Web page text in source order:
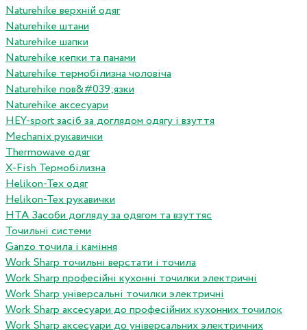
Naturehike верхній одяг
Naturehike штани
Naturehike шапки
Naturehike кепки та панами
Naturehike термобілизна чоловіча
Naturehike пов&#039;язки
Naturehike аксесуари
HEY-sport засіб за доглядом одягу і взуття
Mechanix рукавички
Thermowave одяг
X-Fish Термобілизна
Helikon-Tex одяг
Helikon-Tex рукавички
HTA Засоби догляду за одягом та взуттяс
Точильні системи
Ganzo точила і каміння
Work Sharp точильні верстати і точила
Work Sharp професiйнi кухоннi точилки электричнi
Work Sharp унiверсальнi точилки электричнi
Work Sharp аксесуари до професiйних кухонних точилок
Work Sharp аксесуари до унiверсальних электричних